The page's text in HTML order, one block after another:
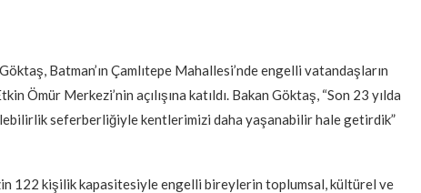
Batman’ın Çamlıtepe Mahallesi’nde engelli vatandaşların
Merkezi’nin açılışına katıldı. Bakan Göktaş, “Son 23 yılda
seferberliğiyle kentlerimizi daha yaşanabilir hale getirdik”
122 kişilik kapasitesiyle engelli bireylerin toplumsal, kültürel ve